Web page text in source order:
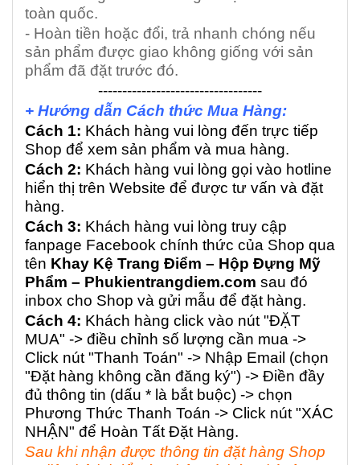
toàn quốc.
- Hoàn tiền hoặc đổi, trả nhanh chóng nếu
sản phẩm được giao không giống với sản
phẩm đã đặt trước đó.
----------------------------------
+ Hướng dẫn Cách thức Mua Hàng:
Cách 1: Khách hàng vui lòng đến trực tiếp
Shop để xem sản phẩm và mua hàng.
Cách 2: Khách hàng vui lòng gọi vào hotline
hiển thị trên Website để được tư vấn và đặt
hàng.
Cách 3: Khách hàng vui lòng truy cập
fanpage Facebook chính thức của Shop qua
tên Khay Kệ Trang Điểm – Hộp Đựng Mỹ
Phẩm – Phukientrangdiem.com sau đó
inbox cho Shop và gửi mẫu để đặt hàng.
Cách 4: Khách hàng click vào nút "ĐẶT
MUA" -> điều chỉnh số lượng cần mua ->
Click nút "Thanh Toán" -> Nhập Email (chọn
"Đặt hàng không cần đăng ký") -> Điền đầy
đủ thông tin (dấu * là bắt buộc) -> chọn
Phương Thức Thanh Toán -> Click nút "XÁC
NHẬN" để Hoàn Tất Đặt Hàng.
Sau khi nhận được thông tin đặt hàng Shop